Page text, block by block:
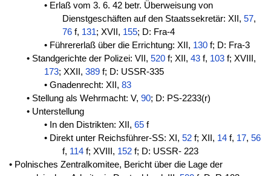
• Erlaß vom 3. 6. 42 betr. Überweisung von
Dienstgeschäften auf den Staatssekretär: XII, 57,
76f, 131; XVII, 155; D: Fra-4
• Führererlaß über die Errichtung: XII, 130 f; D: Fra-3
• Standgerichte der Polizei: VII, 520f; XII, 43f, 103f; XVIII,
173; XXII,389 f; D: USSR-335
• Gnadenrecht: XII,83
• Stellung als Wehrmacht: V, 90; D: PS-2233(r)
• Unterstellung
• In den Distrikten: XII,65 f
• Direkt unter Reichsführer-SS: XI,52 f; XII, 14 f, 17,56
f, 114f; XVIII, 152f; D: USSR- 223
• Polnisches Zentralkomitee, Bericht über die Lage der